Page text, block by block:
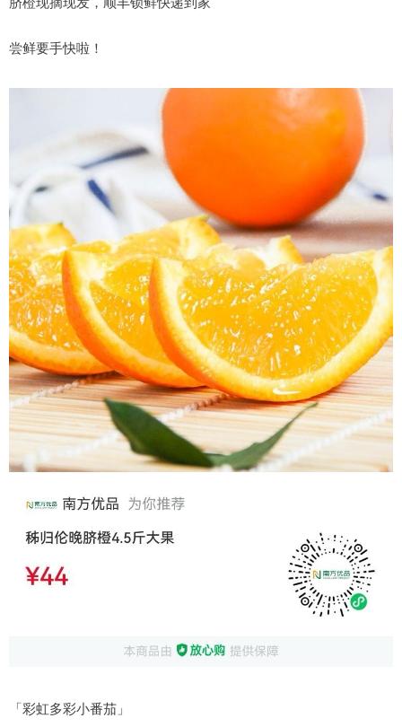
尝鲜要手快啦！
「彩虹多彩小番茄」